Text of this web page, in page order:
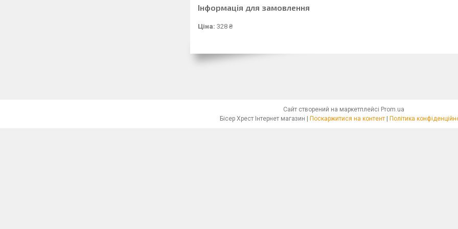
Інформація для замовлення
Ціна: 328 ₴
Сайт створений на маркетплейсі Prom.ua
Бісер Хрест Інтернет магазин | Поскаржитися на контент | Політика